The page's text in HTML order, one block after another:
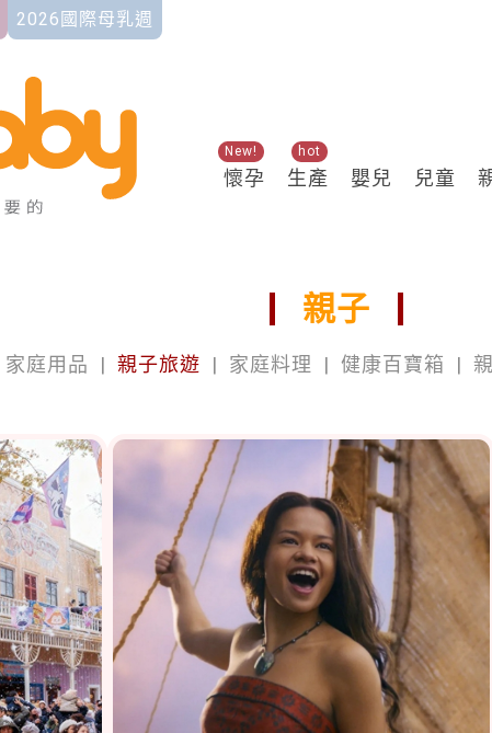
2026國際母乳週
懷孕
New!
生產
hot
嬰兒 兒童
親子
家庭用品 | 親子旅遊 | 家庭料理 | 健康百寶箱 |